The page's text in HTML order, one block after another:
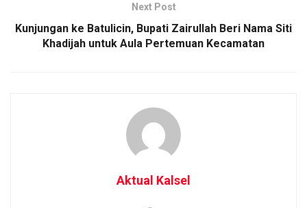
Next Post
Kunjungan ke Batulicin, Bupati Zairullah Beri Nama Siti
Khadijah untuk Aula Pertemuan Kecamatan
Aktual Kalsel